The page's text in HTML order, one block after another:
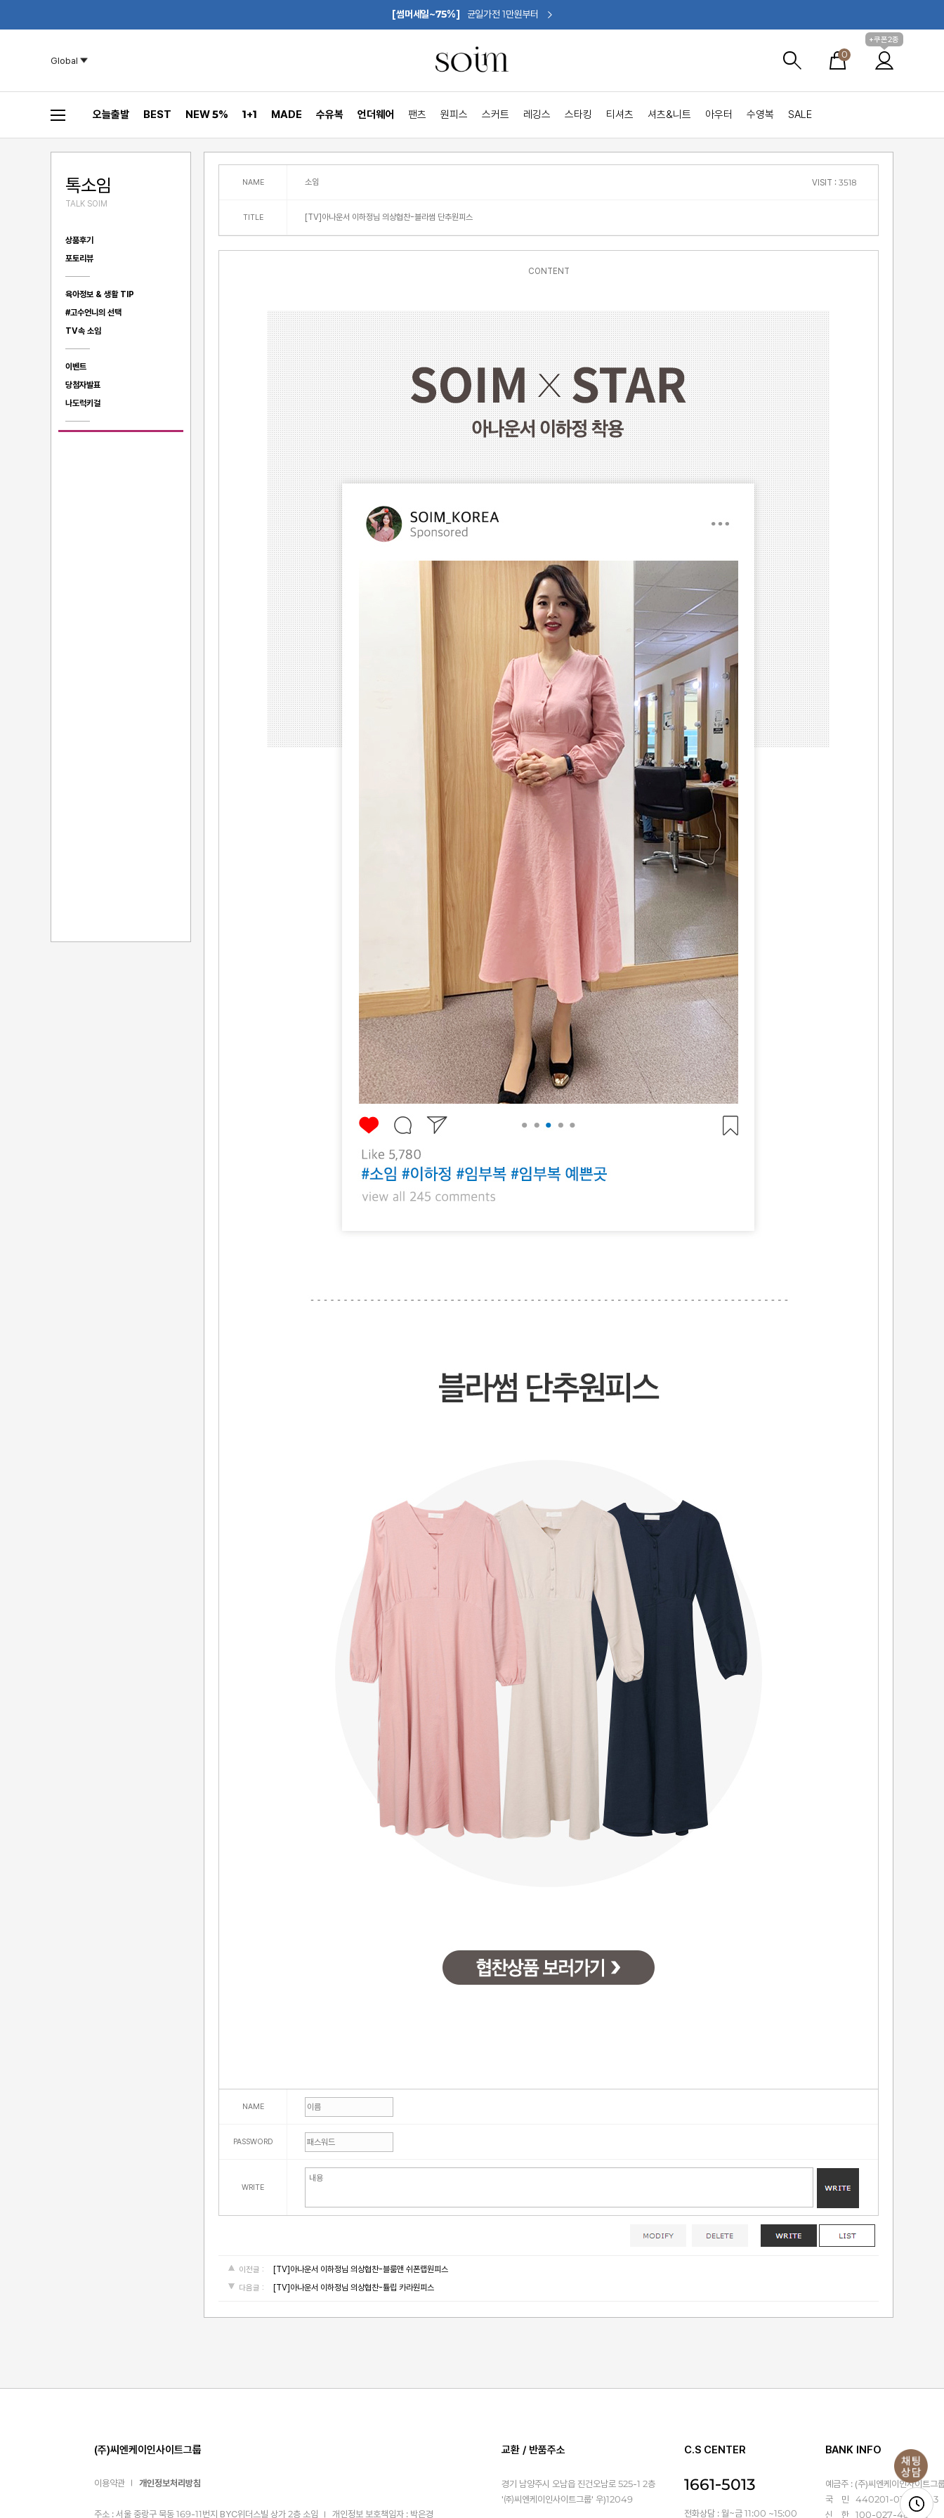
[썸머세일~75%] 균일가전 1만원부터
Global
0
+쿠폰2종
오늘출발 BEST NEW 5% 1+1 MADE 수유복 언더웨어 팬츠 원피스 스커트 레깅스 스타킹 티셔츠 셔츠&니트 아우터 수영복 SALE
톡소임
TALK SOIM
상품후기
포토리뷰
육아정보 & 생활 TIP
#고수언니의 선택
TV속 소임
이벤트
당첨자발표
나도럭키걸
NAME 소임 VISIT : 3518
TITLE [TV]아나운서 이하정님 의상협찬-블라썸 단추원피스
CONTENT
NAME
PASSWORD
WRITE
이전글 : [TV]아나운서 이하정님 의상협찬-블룸앤 쉬폰랩원피스
다음글 : [TV]아나운서 이하정님 의상협찬-튤립 카라원피스
(주)씨엔케이인사이트그룹
이용약관 개인정보처리방침
주소 : 서울 중랑구 묵동 169-11번지 BYC위더스빌 상가 2층 소임 개인정보 보호책임자 : 박은경
교환 / 반품주소
경기 남양주시 오남읍 진건오남로 525-1 2층
'㈜씨엔케이인사이트그룹' 우)12049
C.S CENTER
1661-5013
전화상담 : 월~금 11:00 ~15:00
BANK INFO
예금주 : (주)씨엔케이인사이트그
국 민 440201-01-367143
신 한 100-027-486931